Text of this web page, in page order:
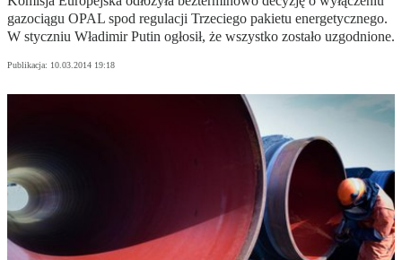
gazociągu OPAL spod regulacji Trzeciego pakietu energetycznego.
W styczniu Władimir Putin ogłosił, że wszystko zostało uzgodnione.
Publikacja: 10.03.2014 19:18